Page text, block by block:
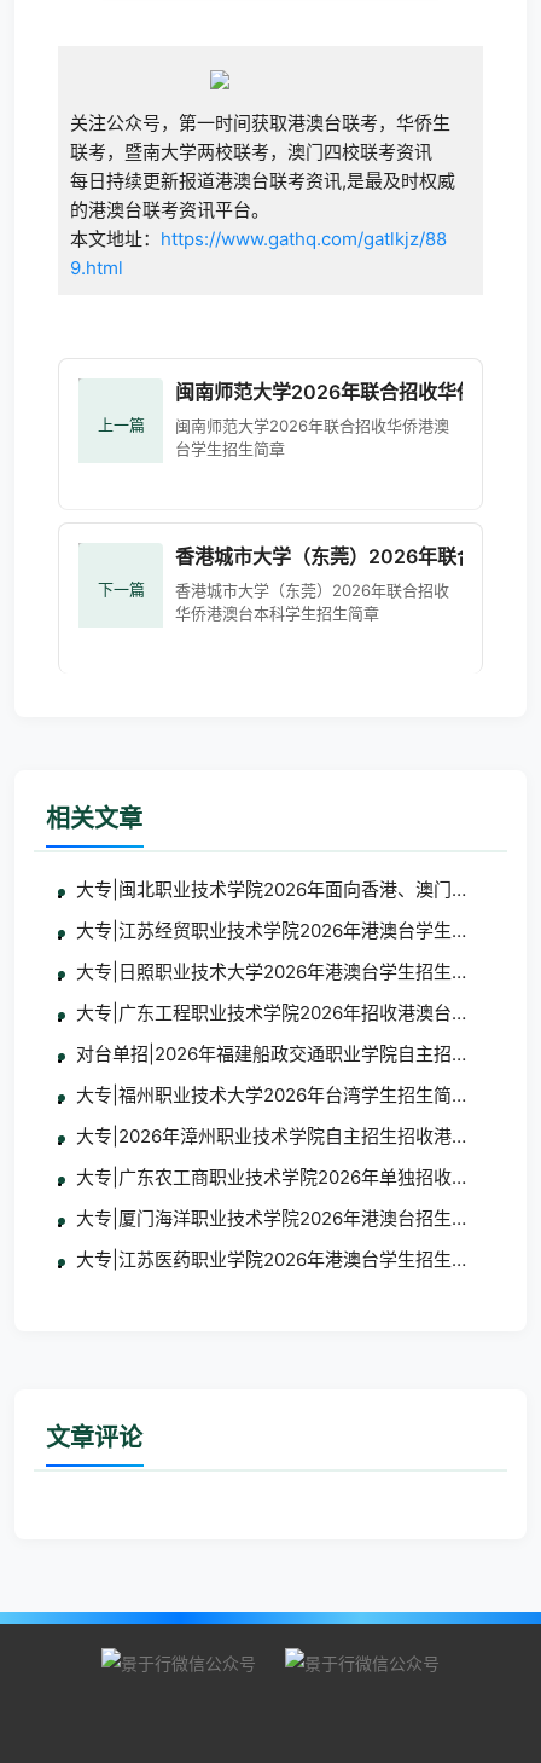
关注公众号，第一时间获取港澳台联考，华侨生
联考，暨南大学两校联考，澳门四校联考资讯
每日持续更新报道港澳台联考资讯,是最及时权威
的港澳台联考资讯平台。
本文地址： https://www.gathq.com/gatlkjz/88
9.html
上一篇
闽南师范大学2026年联合招收华侨港澳台
闽南师范大学2026年联合招收华侨港澳
台学生招生简章
下一篇
香港城市大学（东莞）2026年联合招收华
香港城市大学（东莞）2026年联合招收
华侨港澳台本科学生招生简章
相关文章
大专|闽北职业技术学院2026年面向香港、澳门、台湾地
大专|江苏经贸职业技术学院2026年港澳台学生招生简章
大专|日照职业技术大学2026年港澳台学生招生简章
大专|广东工程职业技术学院2026年招收港澳台地区学生
对台单招|2026年福建船政交通职业学院自主招生招收台
大专|福州职业技术大学2026年台湾学生招生简章及报名表
大专|2026年漳州职业技术学院自主招生招收港澳台学生
大专|广东农工商职业技术学院2026年单独招收港澳台学
大专|厦门海洋职业技术学院2026年港澳台招生简章
大专|江苏医药职业学院2026年港澳台学生招生简章
文章评论